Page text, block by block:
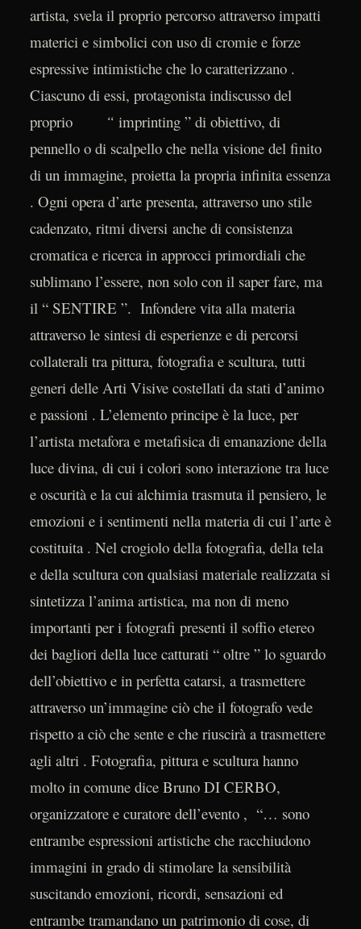
artista, svela il proprio percorso attraverso impatti
materici e simbolici con uso di cromie e forze
espressive intimistiche che lo caratterizzano .
Ciascuno di essi, protagonista indiscusso del
proprio
“ imprinting ” di obiettivo, di
pennello o di scalpello che nella visione del finito
di un immagine, proietta la propria infinita essenza
. Ogni opera d’arte presenta, attraverso uno stile
cadenzato, ritmi diversi anche di consistenza
cromatica e ricerca in approcci primordiali che
sublimano l’essere, non solo con il saper fare, ma
il “ SENTIRE ”. Infondere vita alla materia
attraverso le sintesi di esperienze e di percorsi
collaterali tra pittura, fotografia e scultura, tutti
generi delle Arti Visive costellati da stati d’animo
e passioni . L’elemento principe è la luce, per
l’artista metafora e metafisica di emanazione della
luce divina, di cui i colori sono interazione tra luce
e oscurità e la cui alchimia trasmuta il pensiero, le
emozioni e i sentimenti nella materia di cui l’arte è
costituita . Nel crogiolo della fotografia, della tela
e della scultura con qualsiasi materiale realizzata si
sintetizza l’anima artistica, ma non di meno
importanti per i fotografi presenti il soffio etereo
dei bagliori della luce catturati “ oltre ” lo sguardo
dell’obiettivo e in perfetta catarsi, a trasmettere
attraverso un’immagine ciò che il fotografo vede
rispetto a ciò che sente e che riuscirà a trasmettere
agli altri . Fotografia, pittura e scultura hanno
molto in comune dice Bruno DI CERBO,
organizzatore e curatore dell’evento , “… sono
entrambe espressioni artistiche che racchiudono
immagini in grado di stimolare la sensibilità
suscitando emozioni, ricordi, sensazioni ed
entrambe tramandano un patrimonio di cose, di